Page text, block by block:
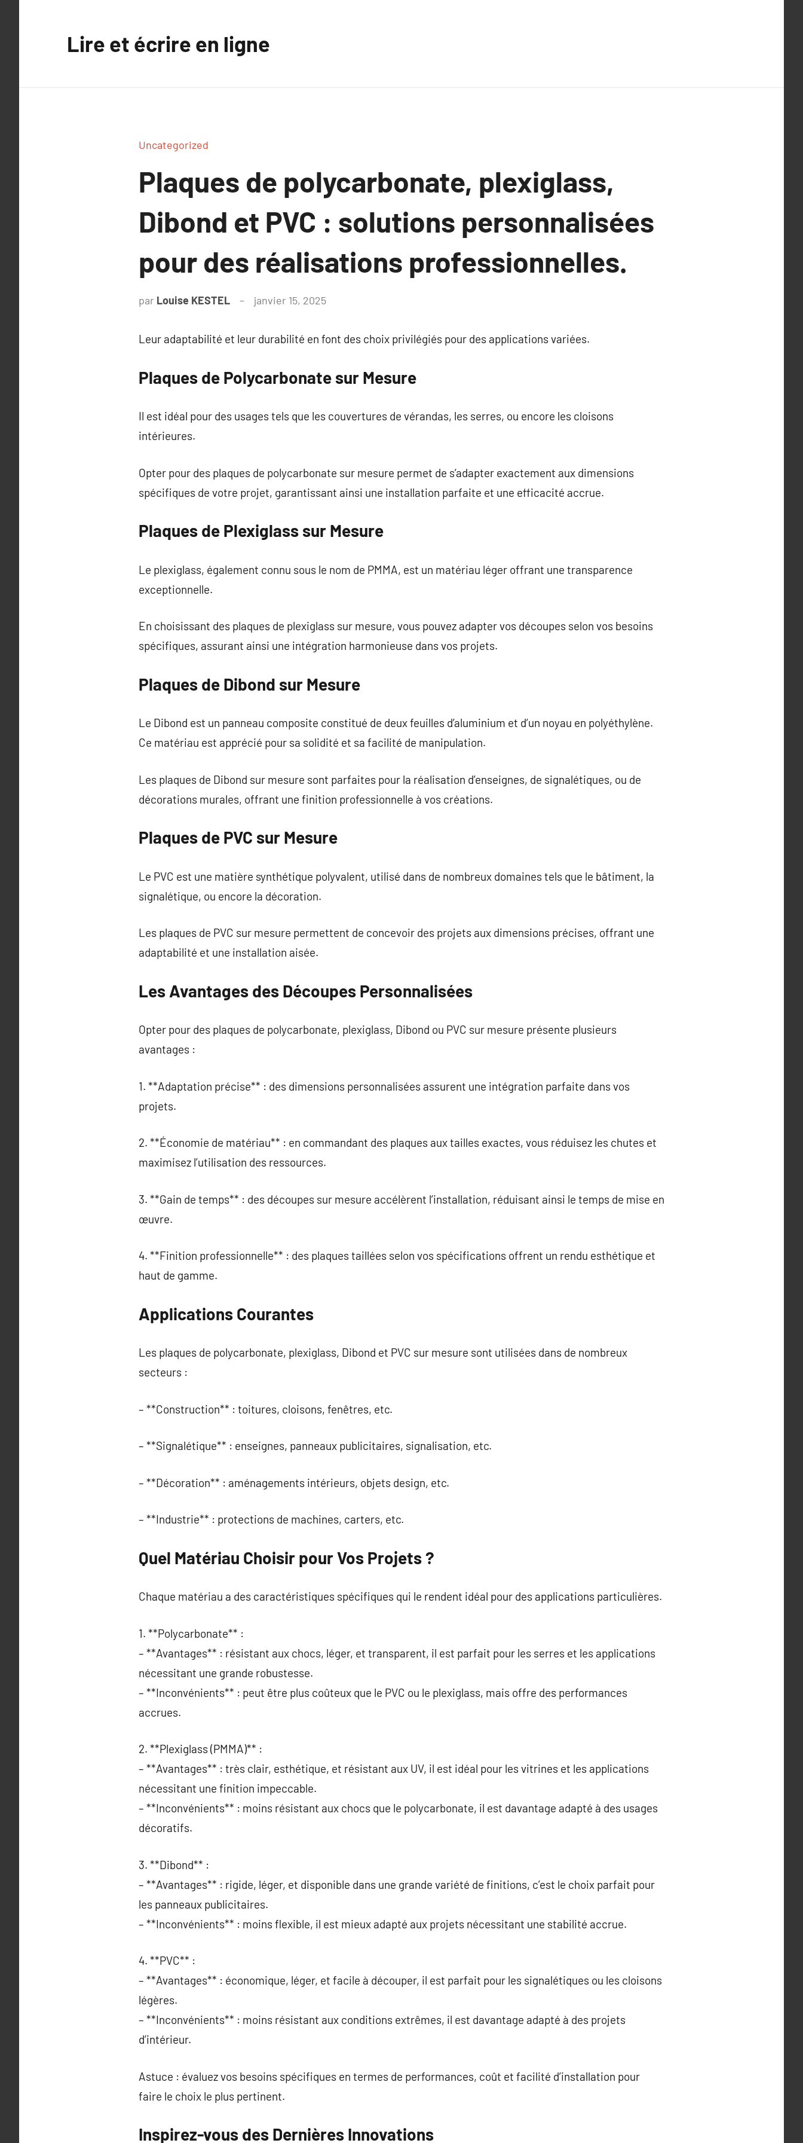
Lire et écrire en ligne
Uncategorized
Plaques de polycarbonate, plexiglass,
Dibond et PVC : solutions personnalisées
pour des réalisations professionnelles.
par Louise KESTEL janvier 15, 2025
Leur adaptabilité et leur durabilité en font des choix privilégiés pour des applications variées.
Plaques de Polycarbonate sur Mesure
Il est idéal pour des usages tels que les couvertures de vérandas, les serres, ou encore les cloisons
intérieures.
Opter pour des plaques de polycarbonate sur mesure permet de s’adapter exactement aux dimensions
spécifiques de votre projet, garantissant ainsi une installation parfaite et une efficacité accrue.
Plaques de Plexiglass sur Mesure
Le plexiglass, également connu sous le nom de PMMA, est un matériau léger offrant une transparence
exceptionnelle.
En choisissant des plaques de plexiglass sur mesure, vous pouvez adapter vos découpes selon vos besoins
spécifiques, assurant ainsi une intégration harmonieuse dans vos projets.
Plaques de Dibond sur Mesure
Le Dibond est un panneau composite constitué de deux feuilles d’aluminium et d’un noyau en polyéthylène.
Ce matériau est apprécié pour sa solidité et sa facilité de manipulation.
Les plaques de Dibond sur mesure sont parfaites pour la réalisation d’enseignes, de signalétiques, ou de
décorations murales, offrant une finition professionnelle à vos créations.
Plaques de PVC sur Mesure
Le PVC est une matière synthétique polyvalent, utilisé dans de nombreux domaines tels que le bâtiment, la
signalétique, ou encore la décoration.
Les plaques de PVC sur mesure permettent de concevoir des projets aux dimensions précises, offrant une
adaptabilité et une installation aisée.
Les Avantages des Découpes Personnalisées
Opter pour des plaques de polycarbonate, plexiglass, Dibond ou PVC sur mesure présente plusieurs
avantages :
1. **Adaptation précise** : des dimensions personnalisées assurent une intégration parfaite dans vos
projets.
2. **Économie de matériau** : en commandant des plaques aux tailles exactes, vous réduisez les chutes et
maximisez l’utilisation des ressources.
3. **Gain de temps** : des découpes sur mesure accélèrent l’installation, réduisant ainsi le temps de mise en
œuvre.
4. **Finition professionnelle** : des plaques taillées selon vos spécifications offrent un rendu esthétique et
haut de gamme.
Applications Courantes
Les plaques de polycarbonate, plexiglass, Dibond et PVC sur mesure sont utilisées dans de nombreux
secteurs :
– **Construction** : toitures, cloisons, fenêtres, etc.
– **Signalétique** : enseignes, panneaux publicitaires, signalisation, etc.
– **Décoration** : aménagements intérieurs, objets design, etc.
– **Industrie** : protections de machines, carters, etc.
Quel Matériau Choisir pour Vos Projets ?
Chaque matériau a des caractéristiques spécifiques qui le rendent idéal pour des applications particulières.
1. **Polycarbonate** :
– **Avantages** : résistant aux chocs, léger, et transparent, il est parfait pour les serres et les applications
nécessitant une grande robustesse.
– **Inconvénients** : peut être plus coûteux que le PVC ou le plexiglass, mais offre des performances
accrues.
2. **Plexiglass (PMMA)** :
– **Avantages** : très clair, esthétique, et résistant aux UV, il est idéal pour les vitrines et les applications
nécessitant une finition impeccable.
– **Inconvénients** : moins résistant aux chocs que le polycarbonate, il est davantage adapté à des usages
décoratifs.
3. **Dibond** :
– **Avantages** : rigide, léger, et disponible dans une grande variété de finitions, c’est le choix parfait pour
les panneaux publicitaires.
– **Inconvénients** : moins flexible, il est mieux adapté aux projets nécessitant une stabilité accrue.
4. **PVC** :
– **Avantages** : économique, léger, et facile à découper, il est parfait pour les signalétiques ou les cloisons
légères.
– **Inconvénients** : moins résistant aux conditions extrêmes, il est davantage adapté à des projets
d’intérieur.
Astuce : évaluez vos besoins spécifiques en termes de performances, coût et facilité d’installation pour
faire le choix le plus pertinent.
Inspirez-vous des Dernières Innovations